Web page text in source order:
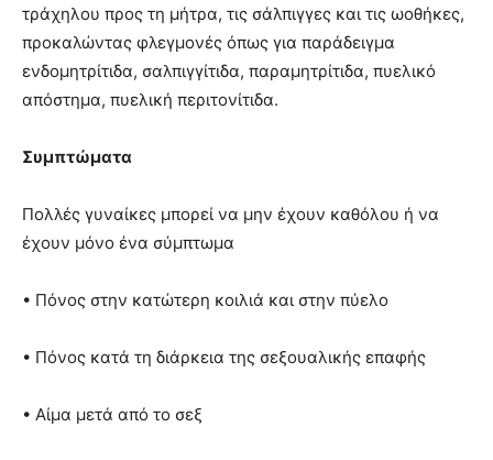
τράχηλου προς τη μήτρα, τις σάλπιγγες και τις ωοθήκες,
προκαλώντας φλεγμονές όπως για παράδειγμα
ενδομητρίτιδα, σαλπιγγίτιδα, παραμητρίτιδα, πυελικό
απόστημα, πυελική περιτονίτιδα.
Συμπτώματα
Πολλές γυναίκες μπορεί να μην έχουν καθόλου ή να
έχουν μόνο ένα σύμπτωμα
• Πόνος στην κατώτερη κοιλιά και στην πύελο
• Πόνος κατά τη διάρκεια της σεξουαλικής επαφής
• Αίμα μετά από το σεξ